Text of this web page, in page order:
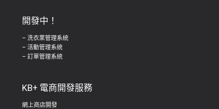
開發中！
– 洗衣業管理系統
– 活動管理系統
– 訂單管理系統
KB+ 電商開發服務
網上商店開發